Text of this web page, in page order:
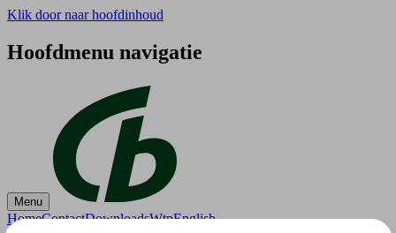
Klik door naar hoofdinhoud
Hoofdmenu navigatie
Menu
HomeContactDownloadsWtpEnglish